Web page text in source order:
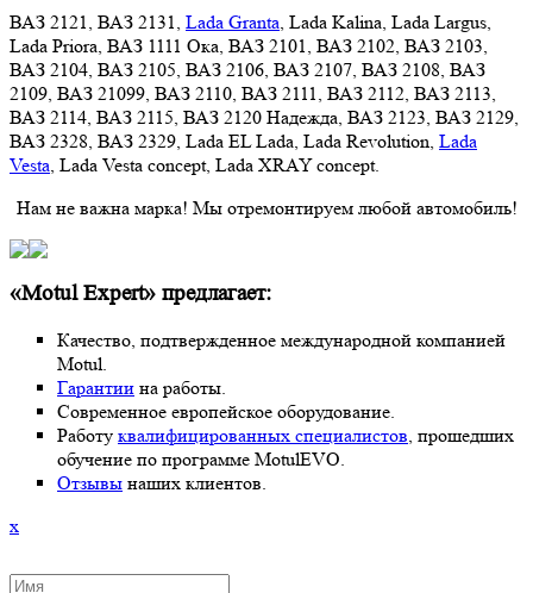
ВАЗ 2121, ВАЗ 2131, Lada Granta, Lada Kalina, Lada Largus,
Lada Priora, ВАЗ 1111 Ока, ВАЗ 2101, ВАЗ 2102, ВАЗ 2103,
ВАЗ 2104, ВАЗ 2105, ВАЗ 2106, ВАЗ 2107, ВАЗ 2108, ВАЗ
2109, ВАЗ 21099, ВАЗ 2110, ВАЗ 2111, ВАЗ 2112, ВАЗ 2113,
ВАЗ 2114, ВАЗ 2115, ВАЗ 2120 Надежда, ВАЗ 2123, ВАЗ 2129,
ВАЗ 2328, ВАЗ 2329, Lada EL Lada, Lada Revolution, Lada
Vesta, Lada Vesta concept, Lada XRAY concept.
Нам не важна марка! Мы отремонтируем любой автомобиль!
«Motul Expert» предлагает:
Качество, подтвержденное международной компанией
Motul.
Гарантии на работы.
Современное европейское оборудование.
Работу квалифицированных специалистов, прошедших
обучение по программе MotulEVO.
Отзывы наших клиентов.
x